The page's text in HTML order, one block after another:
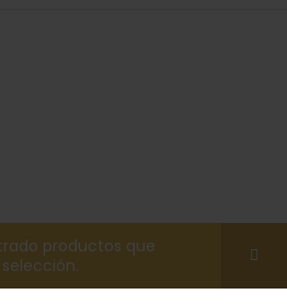
productos que